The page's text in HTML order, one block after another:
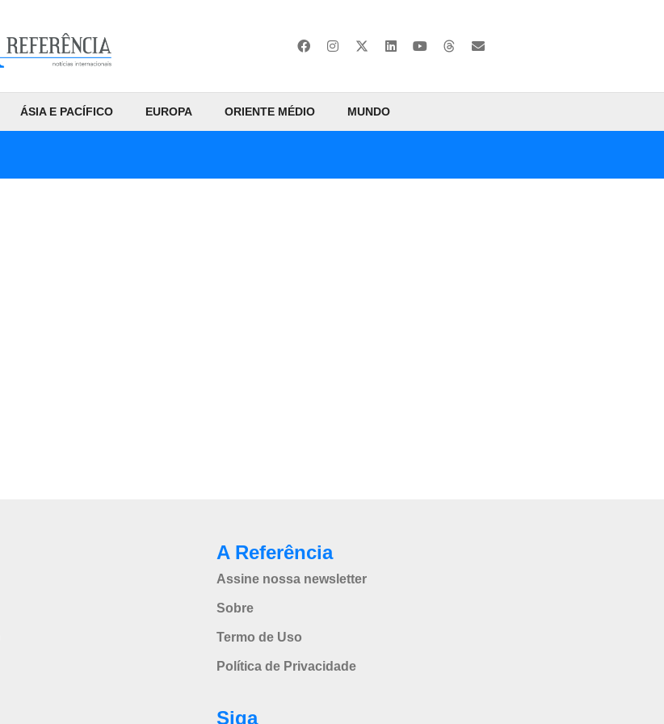
ÁSIA E PACÍFICO EUROPA ORIENTE MÉDIO MUNDO
A Referência
Assine nossa newsletter
Sobre
Termo de Uso
Política de Privacidade
Siga